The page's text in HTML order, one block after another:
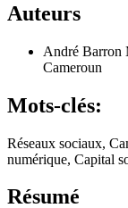
Auteurs
André Barron
Cameroun
Mots-clés:
Réseaux sociaux,
numérique, Capital
Résumé